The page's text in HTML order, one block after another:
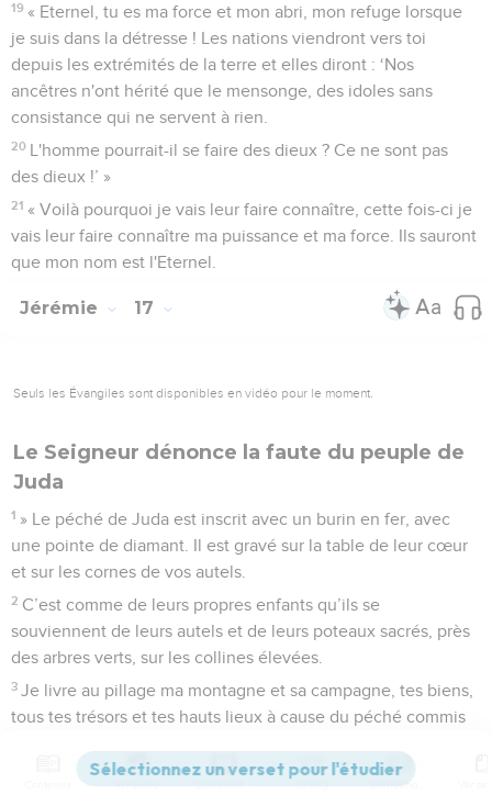
19 « Eternel, tu es ma force et mon abri, mon refuge lorsque
je suis dans la détresse ! Les nations viendront vers toi
depuis les extrémités de la terre et elles diront : ‘Nos
ancêtres n'ont hérité que le mensonge, des idoles sans
consistance qui ne servent à rien.
20 L'homme pourrait-il se faire des dieux ? Ce ne sont pas
des dieux !’ »
21 « Voilà pourquoi je vais leur faire connaître, cette fois-ci je
vais leur faire connaître ma puissance et ma force. Ils sauront
que mon nom est l'Eternel.
Jérémie 17
Seuls les Évangiles sont disponibles en vidéo pour le moment.
Le Seigneur dénonce la faute du peuple de
Juda
1 » Le péché de Juda est inscrit avec un burin en fer, avec
une pointe de diamant. Il est gravé sur la table de leur cœur
et sur les cornes de vos autels.
2 C’est comme de leurs propres enfants qu’ils se
souviennent de leurs autels et de leurs poteaux sacrés, près
des arbres verts, sur les collines élevées.
3 Je livre au pillage ma montagne et sa campagne, tes biens,
tous tes trésors et tes hauts lieux à cause du péché commis
Par ta faute, tu devras renoncer à l'héritage que je t'avais
Versions Commentaires Strong